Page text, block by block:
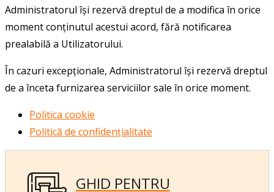
Administratorul îşi rezervă dreptul de a modifica în orice
moment conţinutul acestui acord, fără notificarea
prealabilă a Utilizatorului.
În cazuri excepţionale, Administratorul îşi rezervă dreptul
de a înceta furnizarea serviciilor sale în orice moment.
Politica cookie
Politică de confidențialitate
GHID PENTRU